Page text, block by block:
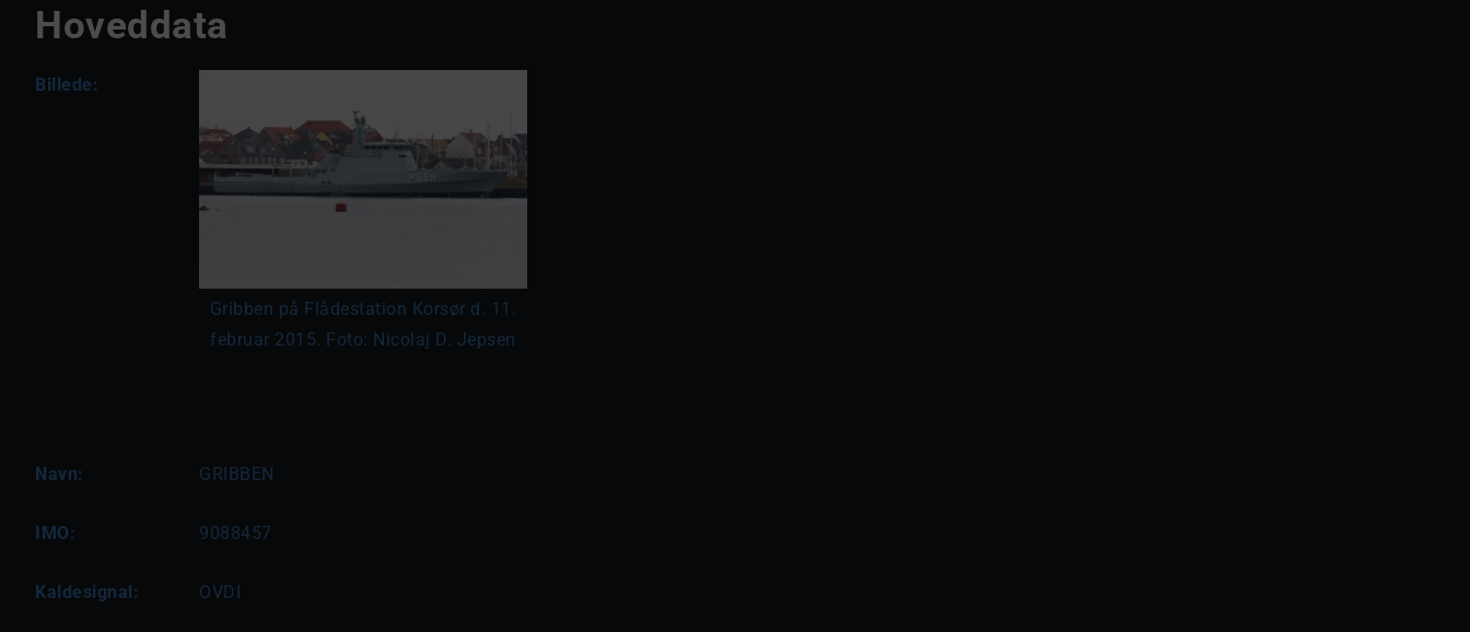
Hoveddata
Billede:
Gribben på Flådestation Korsør d. 11.
februar 2015. Foto: Nicolaj D. Jepsen
Navn: GRIBBEN
IMO: 9088457
Kaldesignal: OVDI